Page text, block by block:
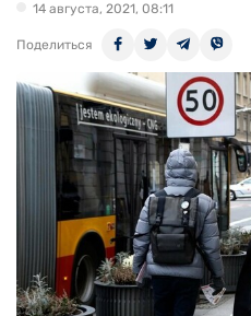
14 августа, 2021, 08:11
Поделиться